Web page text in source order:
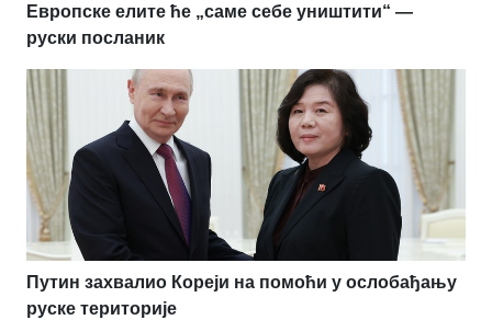
Европске елите ће „саме себе уништити“ —
руски посланик
Путин захвалио Кореји на помоћи у ослобађању
руске територије